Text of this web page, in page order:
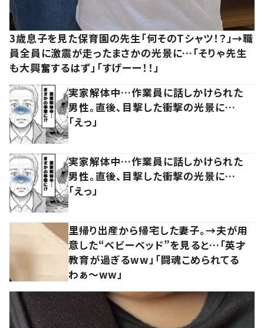
3歳息子を見た保育園の先生「何そのTシャツ！？」→職
員全員に激震が走ったまさかの光景に…「そりゃ先生
も大興奮するはず」「すげーー！！」
実家解体中…作業員に話しかけられた
男性。直後、目撃した衝撃の光景に…
「えっ」
実家解体中…作業員に話しかけられた
男性。直後、目撃した衝撃の光景に…
「えっ」
里帰り出産から帰宅した妻子。→夫が用
意した“ベビーベッド”を見ると…「英才
教育が過ぎるww」「闘魂こめられてる
わぁ～ww」